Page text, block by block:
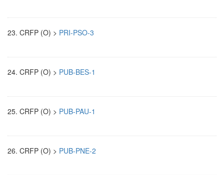
23. CRFP (O) > PRI-PSO-3
24. CRFP (O) > PUB-BES-1
25. CRFP (O) > PUB-PAU-1
26. CRFP (O) > PUB-PNE-2